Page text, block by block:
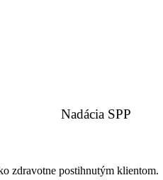
Nadácia SPP
zdravotne postihnutým klientom.